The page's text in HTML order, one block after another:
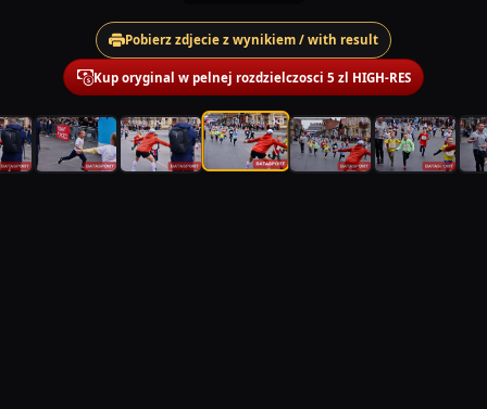
Pobierz zdjecie z wynikiem / with result
Kup oryginal w pelnej rozdzielczosci 5 zl HIGH-RES